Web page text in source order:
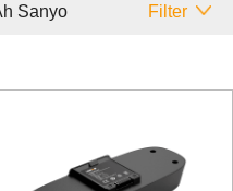
Sanyo Filter